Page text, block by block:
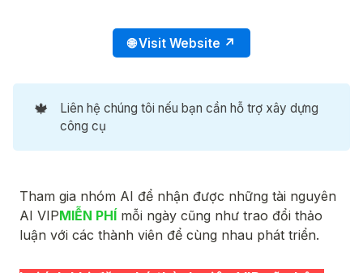
🌐 Visit Website ↗
🍁
Liên hệ chúng tôi nếu bạn cần hỗ trợ xây dựng
công cụ